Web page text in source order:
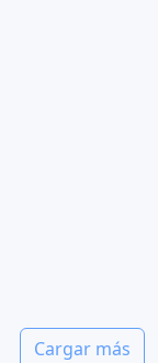
Cargar más